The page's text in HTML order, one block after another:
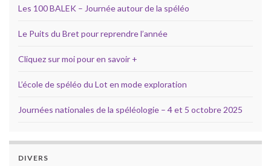
Les 100 BALEK – Journée autour de la spéléo
Le Puits du Bret pour reprendre l’année
Cliquez sur moi pour en savoir +
L’école de spéléo du Lot en mode exploration
Journées nationales de la spéléologie – 4 et 5 octobre 2025
DIVERS